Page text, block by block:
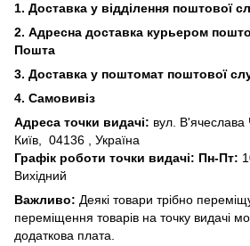
1. Доставка у відділення поштової
2. Адресна доставка курьером
Пошта
3. Доставка у поштомат поштової
4. Самовивіз
Адреса точки видачі: вул. В'ячеслава
Київ,
04136 , Україна
Графік роботи точки видачі: Пн-Пт:
Вихідний
Важливо: Деякі товари трібно
переміщення товарів на точку видачі
додаткова плата.